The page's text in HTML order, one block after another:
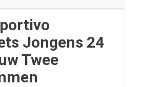
Jongens 24
Twee